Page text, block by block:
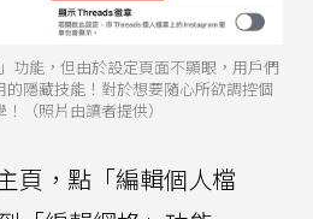
功能，但由於設定頁面不顯眼，用戶們
隱藏技能！對於想要隨心所欲調控個
（照片由讀者提供）
頁，點「編輯個人檔